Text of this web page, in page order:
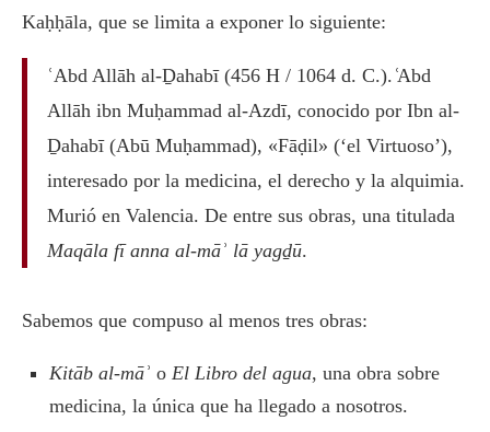
Kaḥḥāla, que se limita a exponer lo siguiente:
ʿAbd Allāh al-Ḏahabī (456 H / 1064 d. C.). ͑Abd
Allāh ibn Muḥammad al-Azdī, conocido por Ibn al-
Ḏahabī (Abū Muḥammad), «Fāḍil» (‘el Virtuoso’),
interesado por la medicina, el derecho y la alquimia.
Murió en Valencia. De entre sus obras, una titulada
Maqāla fī anna al-māʾ lā yagḏū.
Sabemos que compuso al menos tres obras:
Kitāb al-māʾ o El Libro del agua, una obra sobre
medicina, la única que ha llegado a nosotros.